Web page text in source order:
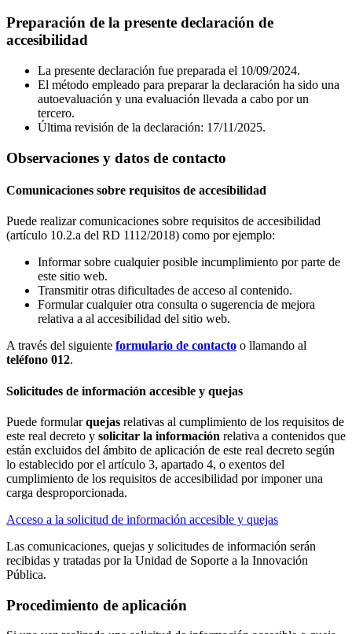
Preparación de la presente declaración de
accesibilidad
La presente declaración fue preparada el 10/09/2024.
El método empleado para preparar la declaración ha sido una
autoevaluación y una evaluación llevada a cabo por un
tercero.
Última revisión de la declaración: 17/11/2025.
Observaciones y datos de contacto
Comunicaciones sobre requisitos de accesibilidad
Puede realizar comunicaciones sobre requisitos de accesibilidad
(artículo 10.2.a del RD 1112/2018) como por ejemplo:
Informar sobre cualquier posible incumplimiento por parte de
este sitio web.
Transmitir otras dificultades de acceso al contenido.
Formular cualquier otra consulta o sugerencia de mejora
relativa a al accesibilidad del sitio web.
A través del siguiente formulario de contacto o llamando al
teléfono 012.
Solicitudes de información accesible y quejas
Puede formularquejas relativas al cumplimiento de los requisitos de
este real decreto y solicitar la información relativa a contenidos que
están excluidos del ámbito de aplicación de este real decreto según
lo establecido por el artículo 3, apartado 4, o exentos del
cumplimiento de los requisitos de accesibilidad por imponer una
carga desproporcionada.
Acceso a la solicitud de información accesible y quejas
Las comunicaciones, quejas y solicitudes de información serán
recibidas y tratadas por la Unidad de Soporte a la Innovación
Pública.
Procedimiento de aplicación